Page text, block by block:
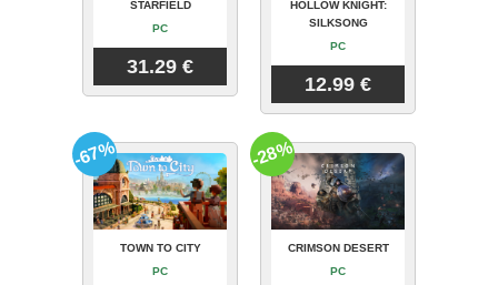
STARFIELD
PC
31.29 €
HOLLOW KNIGHT:
SILKSONG
PC
12.99 €
TOWN TO CITY
PC
-67%
CRIMSON DESERT
PC
-28%